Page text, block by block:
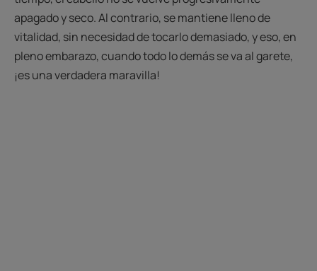
apagado y seco. Al contrario, se mantiene lleno de
vitalidad, sin necesidad de tocarlo demasiado, y eso, en
pleno embarazo, cuando todo lo demás se va al garete,
¡es una verdadera maravilla!